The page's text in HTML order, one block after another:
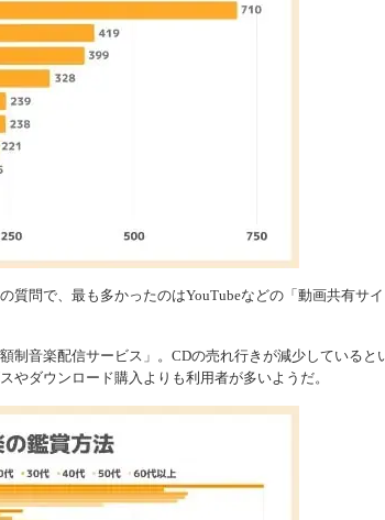
質問で、最も多かったのはYouTubeなどの「動画共有サイ
制音楽配信サービス」。CDの売れ行きが減少していると
やダウンロード購入よりも利用者が多いようだ。